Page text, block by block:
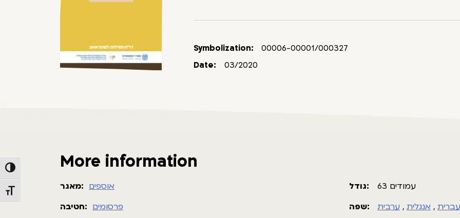
Toggle High Contrast
Toggle Font size
Symbolization:
00006-00001/000327
Date:
03/2020
More information
מאגר: אוספים
חטיבה: פרסומים
גודל:
63 עמודים
שפה:
עברית אנגלית ערבית